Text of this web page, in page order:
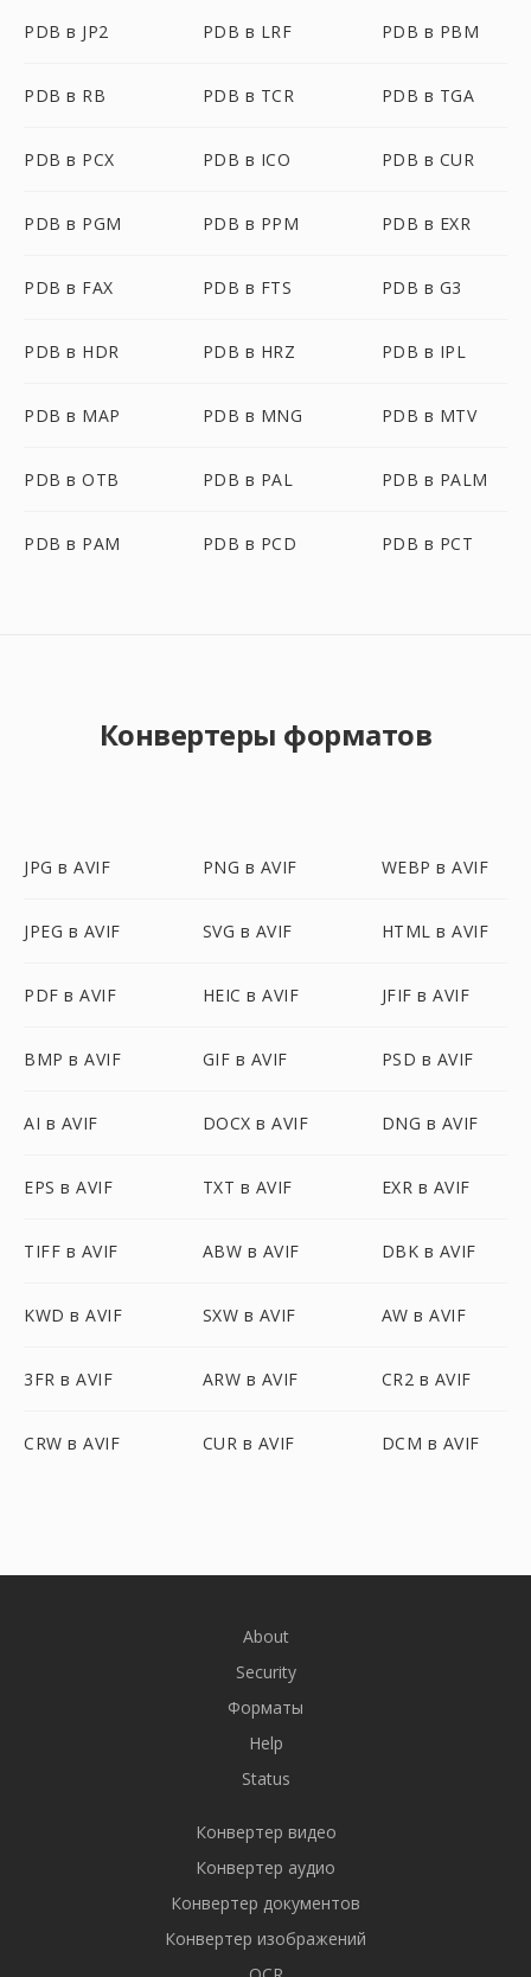
PDB в JP2 PDB в LRF PDB в PBM
PDB в RB PDB в TCR PDB в TGA
PDB в PCX PDB в ICO PDB в CUR
PDB в PGM PDB в PPM PDB в EXR
PDB в FAX PDB в FTS PDB в G3
PDB в HDR PDB в HRZ PDB в IPL
PDB в MAP PDB в MNG PDB в MTV
PDB в OTB PDB в PAL PDB в PALM
PDB в PAM PDB в PCD PDB в PCT
Конвертеры форматов
JPG в AVIF PNG в AVIF WEBP в AVIF
JPEG в AVIF SVG в AVIF HTML в AVIF
PDF в AVIF HEIC в AVIF JFIF в AVIF
BMP в AVIF GIF в AVIF PSD в AVIF
AI в AVIF DOCX в AVIF DNG в AVIF
EPS в AVIF TXT в AVIF EXR в AVIF
TIFF в AVIF ABW в AVIF DBK в AVIF
KWD в AVIF SXW в AVIF AW в AVIF
3FR в AVIF ARW в AVIF CR2 в AVIF
CRW в AVIF CUR в AVIF DCM в AVIF
About
Security
Форматы
Help
Status
Конвертер видео
Конвертер аудио
Конвертер документов
Конвертер изображений